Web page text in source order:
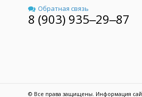
Обратная связь
8 (903) 935‒29‒87
© Все права защищены. Информация